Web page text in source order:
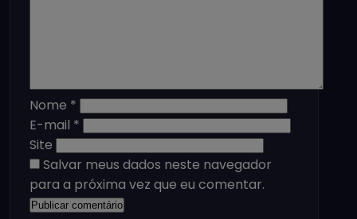
Nome *
E-mail *
Site
Salvar meus dados neste navegador
para a próxima vez que eu comentar.